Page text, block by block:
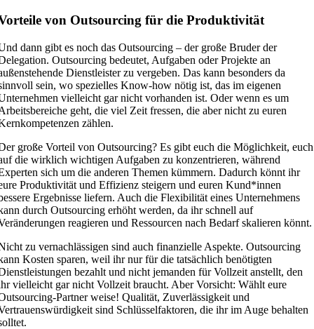
von Outsourcing für die Produktivität
dann gibt es noch das Outsourcing – der große Bruder der
Outsourcing bedeutet, Aufgaben oder Projekte an
Dienstleister zu vergeben. Das kann besonders da
sein, wo spezielles Know-how nötig ist, das im eigenen
vielleicht gar nicht vorhanden ist. Oder wenn es um
geht, die viel Zeit fressen, die aber nicht zu euren
zählen.
große Vorteil von Outsourcing? Es gibt euch die Möglichkeit, euch
die wirklich wichtigen Aufgaben zu konzentrieren, während
sich um die anderen Themen kümmern. Dadurch könnt ihr
Produktivität und Effizienz steigern und euren Kund*innen
Ergebnisse liefern. Auch die Flexibilität eines Unternehmens
durch Outsourcing erhöht werden, da ihr schnell auf
reagieren und Ressourcen nach Bedarf skalieren könnt.
zu vernachlässigen sind auch finanzielle Aspekte. Outsourcing
Kosten sparen, weil ihr nur für die tatsächlich benötigten
bezahlt und nicht jemanden für Vollzeit anstellt, den
vielleicht gar nicht Vollzeit braucht. Aber Vorsicht: Wählt eure
Partner weise! Qualität, Zuverlässigkeit und
sind Schlüsselfaktoren, die ihr im Auge behalten